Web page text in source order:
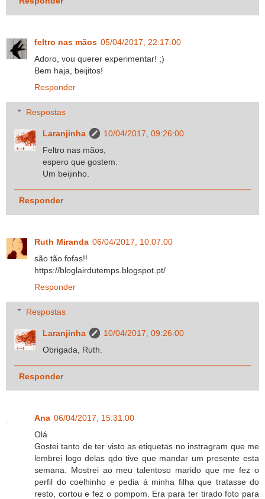
feltro nas mãos 05/04/2017, 22:17:00
Adoro, vou querer experimentar! ;)
Bem haja, beijitos!
Responder
Respostas
Laranjinha
10/04/2017, 09:26:00
Feltro nas mãos,
espero que gostem.
Um beijinho.
Responder
Ruth Miranda 06/04/2017, 10:07:00
são tão fofas!!
https://bloglairdutemps.blogspot.pt/
Responder
Respostas
Laranjinha
10/04/2017, 09:26:00
Obrigada, Ruth.
Responder
Ana 06/04/2017, 15:31:00
Olá
Gostei tanto de ter visto as etiquetas no instragram que me
lembrei logo delas qdo tive que mandar um presente esta
semana. Mostrei ao meu talentoso marido que me fez o
perfil do coelhinho e pedia á minha filha que tratasse do
resto, cortou e fez o pompom. Era para ter tirado foto para